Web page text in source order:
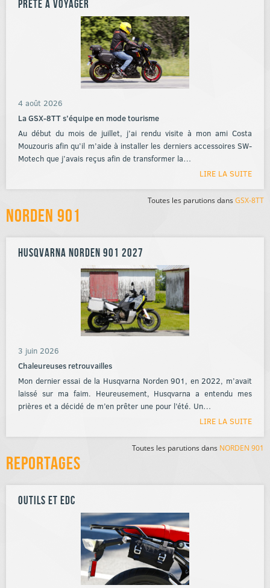
Prête à voyager
4 août 2026
La GSX-8TT s’équipe en mode tourisme
Au début du mois de juillet, j’ai rendu visite à mon ami Costa
Mouzouris afin qu’il m’aide à installer les derniers accessoires SW-
Motech que j’avais reçus afin de transformer la…
LIRE LA SUITE
Toutes les parutions dans GSX-8TT
Norden 901
Husqvarna Norden 901 2027
3 juin 2026
Chaleureuses retrouvailles
Mon dernier essai de la Husqvarna Norden 901, en 2022, m’avait
laissé sur ma faim. Heureusement, Husqvarna a entendu mes
prières et a décidé de m’en prêter une pour l’été. Un…
LIRE LA SUITE
Toutes les parutions dans NORDEN 901
Reportages
Outils et EDC